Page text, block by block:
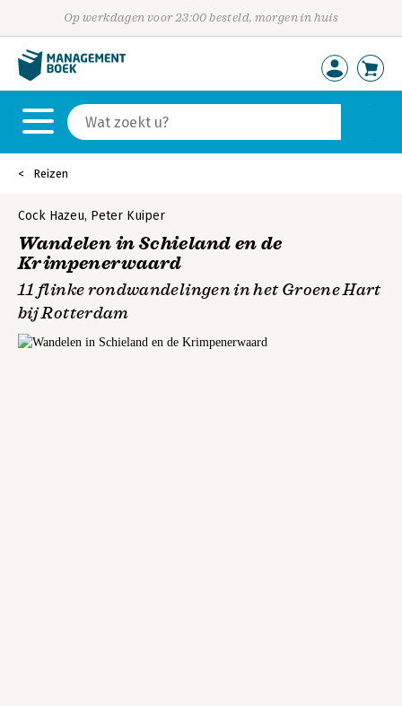
Op werkdagen voor 23:00 besteld, morgen in huis
Reizen
Cock Hazeu, Peter Kuiper
Wandelen in Schieland en de
Krimpenerwaard
11 flinke rondwandelingen in het Groene Hart
bij Rotterdam